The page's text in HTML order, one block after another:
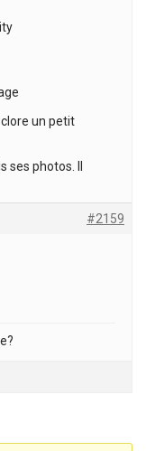
un petit
ses photos. Il
#2159